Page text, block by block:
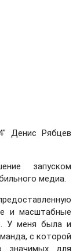
Денис Рябцев
запуском
медиа.
и масштабные
У меня была и
с которой
значимых для